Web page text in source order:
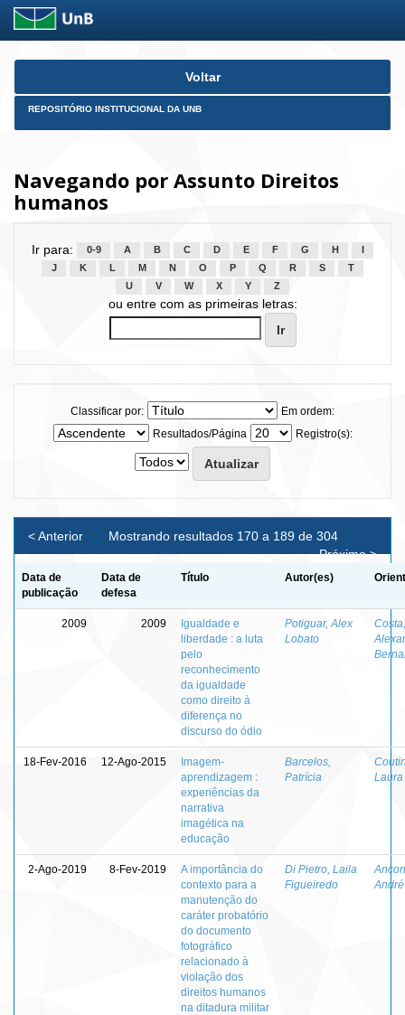
Skip
Voltar
REPOSITÓRIO INSTITUCIONAL DA UNB
Navegando por Assunto Direitos
humanos
Ir para: 0-9 A B C D E F G H
J
K L M N O P Q R S
T
U
V W X Y Z
ou entre com as primeiras letras:
Classificar por:
Em ordem:
Resultados/Página
Registro(s):
Mostrando resultados 170 a 189 de 304
< Anterior
Próximo >
Data de
publicação
Data de
defesa
Título Autor(es)
2009 2009
Igualdade e
liberdade : a luta
pelo
reconhecimento
da igualdade
como direito à
diferença no
discurso do ódio
Potiguar, Alex
Lobato
Costa,
18-Fev-2016 12-Ago-2015
Imagem-
aprendizagem :
experiências da
narrativa
imagética na
educação
Barcelos,
Patrícia
2-Ago-2019 8-Fev-2019
A importância do
contexto para a
manutenção do
caráter probatório
do documento
fotográfico
relacionado à
violação dos
direitos humanos
na ditadura militar
Di Pietro, Laila
Figueiredo